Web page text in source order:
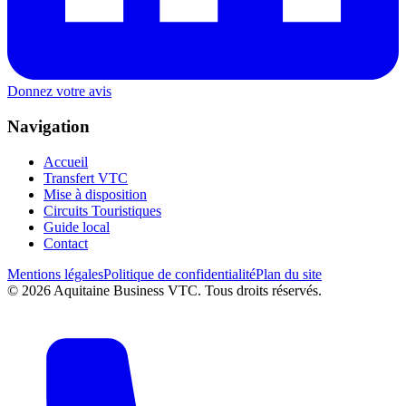
Donnez votre avis
Navigation
Accueil
Transfert VTC
Mise à disposition
Circuits Touristiques
Guide local
Contact
Mentions légalesPolitique de confidentialitéPlan du site
© 2026 Aquitaine Business VTC. Tous droits réservés.